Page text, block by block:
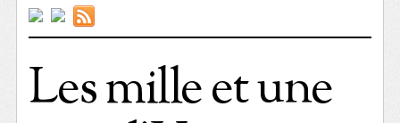
Les mille et une